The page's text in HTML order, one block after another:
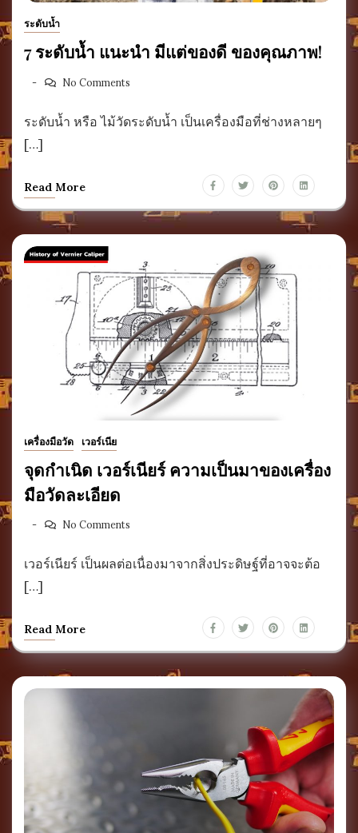
ระดับน้ำ
7 ระดับน้ำ แนะนำ มีแต่ของดี ของคุณภาพ!
No Comments
ระดับน้ำ หรือ ไม้วัดระดับน้ำ เป็นเครื่องมือที่ช่างหลายๆ
[…]
Read More
เครื่องมือวัด เวอร์เนีย
จุดกำเนิด เวอร์เนียร์ ความเป็นมาของเครื่อง
มือวัดละเอียด
No Comments
เวอร์เนียร์ เป็นผลต่อเนื่องมาจากสิ่งประดิษฐ์ที่อาจจะต้อ
[…]
Read More